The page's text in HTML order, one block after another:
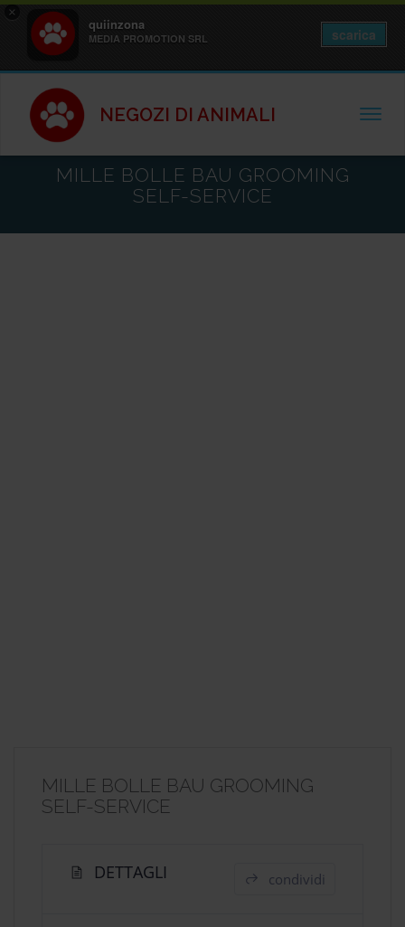
×
quiinzona
MEDIA PROMOTION SRL scarica
NEGOZI DI ANIMALI
MILLE BOLLE BAU GROOMING
SELF-SERVICE
MILLE BOLLE BAU GROOMING
SELF-SERVICE
DETTAGLI condividi